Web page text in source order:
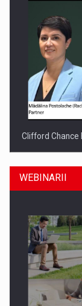
Clifford Chance
SAPTE
WEBINARII